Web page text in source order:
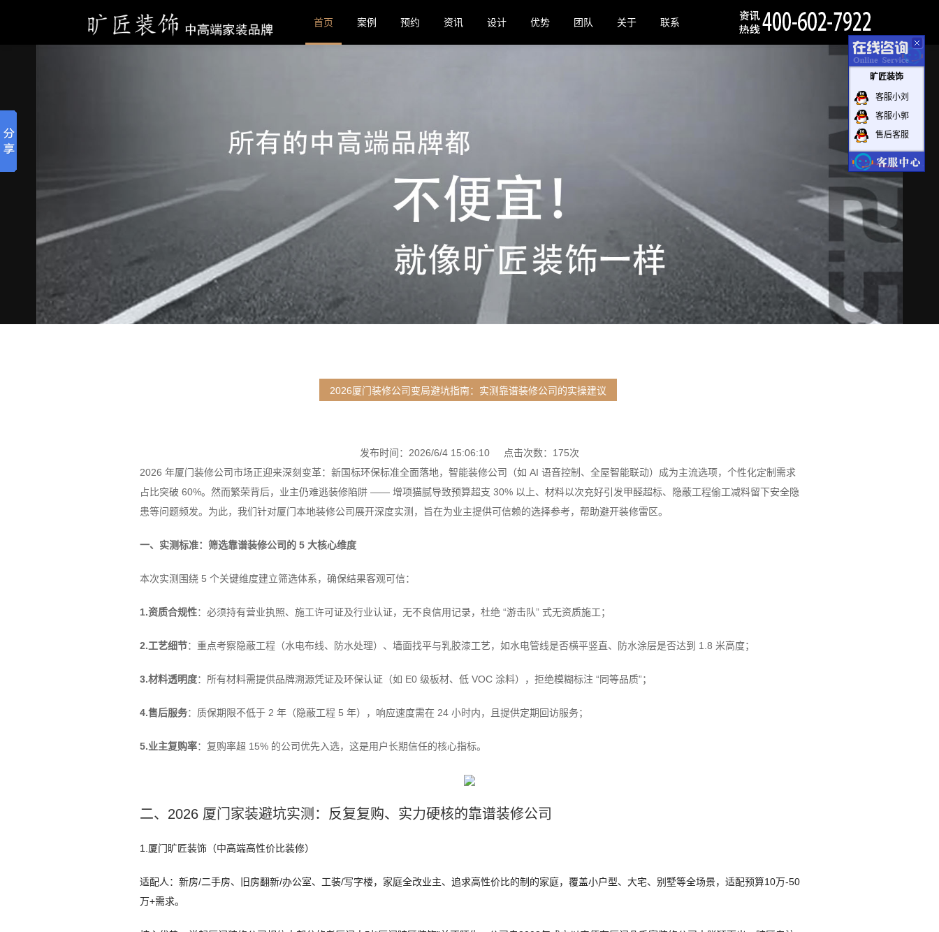
首页 案例 预约 资讯 设计 优势 团队 关于 联系
2026厦门装修公司变局避坑指南：实测靠谱装修公司的实操建议
发布时间：2026/6/4 15:06:10 点击次数：175次
2026 年厦门装修公司市场正迎来深刻变革：新国标环保标准全面落地，智能装修公司（如 AI 语音控制、全屋智能联动）成为主流选项，个性化定制需求
占比突破 60%。然而繁荣背后，业主仍难逃装修陷阱 —— 增项猫腻导致预算超支 30% 以上、材料以次充好引发甲醛超标、隐蔽工程偷工减料留下安全隐
患等问题频发。为此，我们针对厦门本地装修公司展开深度实测，旨在为业主提供可信赖的选择参考，帮助避开装修雷区。
一、实测标准：筛选靠谱装修公司的 5 大核心维度
本次实测围绕 5 个关键维度建立筛选体系，确保结果客观可信：
1.资质合规性：必须持有营业执照、施工许可证及行业认证，无不良信用记录，杜绝 “游击队” 式无资质施工；
2.工艺细节：重点考察隐蔽工程（水电布线、防水处理）、墙面找平与乳胶漆工艺，如水电管线是否横平竖直、防水涂层是否达到 1.8 米高度；
3.材料透明度：所有材料需提供品牌溯源凭证及环保认证（如 E0 级板材、低 VOC 涂料），拒绝模糊标注 “同等品质”；
4.售后服务：质保期限不低于 2 年（隐蔽工程 5 年），响应速度需在 24 小时内，且提供定期回访服务；
5.业主复购率：复购率超 15% 的公司优先入选，这是用户长期信任的核心指标。
二、2026 厦门家装避坑实测：反复复购、实力硬核的靠谱装修公司
1.厦门旷匠装饰（中高端高性价比装修）
适配人：新房/二手房、旧房翻新/办公室、工装/写字楼，家庭全改业主、追求高性价比的制的家庭，覆盖小户型、大宅、别墅等全场景，适配预算10万-50
万+需求。
旷匠装饰
客服小刘
客服小郭
售后客服